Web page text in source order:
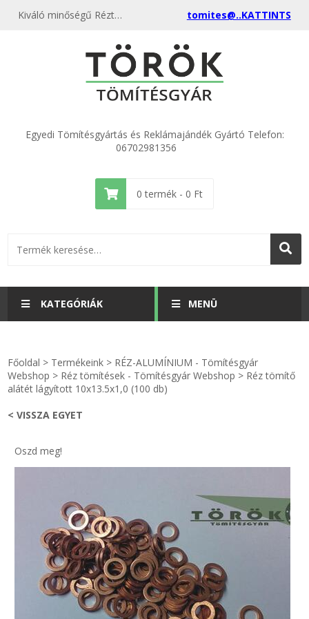
Kiváló minőségű Réztömítés 10 x 13.5 x 1 (100 db) kedvező áron, egyenest a gyártótól, rendeld meg most és csatlakozz a több ezer elégedett vásárlóhoz. tomites@..KATTINTS
Egyedi Tömítésgyártás és Reklámajándék Gyártó Telefon:
06702981356
0 termék - 0 Ft
KATEGÓRIÁK
KULCSTARTÓ - KULCSKARIKA
IPARI KARIMA TÖMÍTÉS
TÖMÍTŐ TÁBLA - SZIGETELŐ LEMEZ
GUMILEMEZ - FILC - HÓTOLÓ
TÖMÍTŐ ZSINÓR - RAGASZTÓ
MENÜ
videók
Egyedi gyártás
Hírek
Kapcsolat
ÁSZF
Főoldal > Termékeink > RÉZ-ALUMÍNIUM - Tömítésgyár
Webshop > Réz tömítések - Tömítésgyár Webshop > Réz tömítő
alátét lágyított 10x13.5x1,0 (100 db)
< VISSZA EGYET
Oszd meg!